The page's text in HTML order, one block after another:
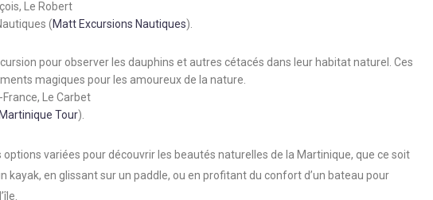
Le Robert
(Matt Excursions Nautiques)
pour observer les dauphins et autres cétacés dans leur habitat naturel. Ces
magiques pour les amoureux de la nature.
France, Le Carbet
Martinique Tour)
variées pour découvrir les beautés naturelles de la Martinique, que ce soit
kayak, en glissant sur un paddle, ou en profitant du confort d’un bateau pour